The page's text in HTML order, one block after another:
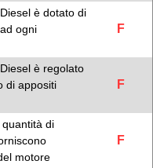
è dotato di
ogni
F
è regolato
di appositi
F
di
motore
F